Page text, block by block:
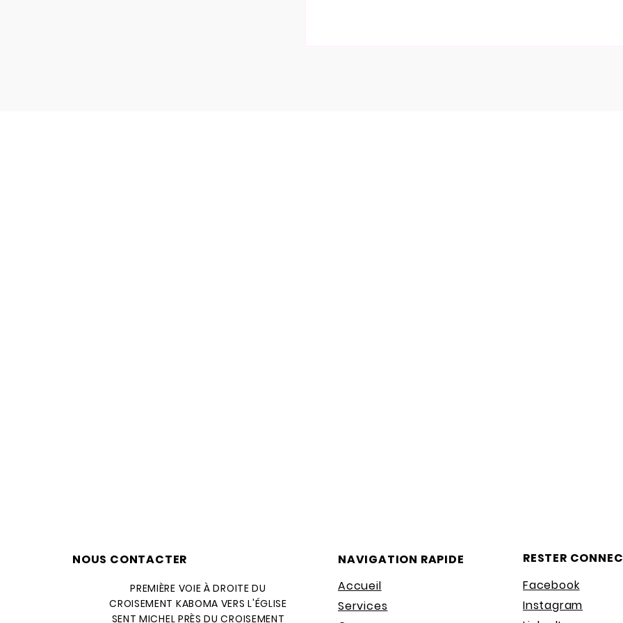
NOUS CONTACTER
PREMIÈRE VOIE À DROITE DU
CROISEMENT KABOMA VERS L'ÉGLISE
SENT MICHEL PRÈS DU CROISEMENT
NAVIGATION RAPIDE
Accueil
Services
RESTER
Facebook
Instagram